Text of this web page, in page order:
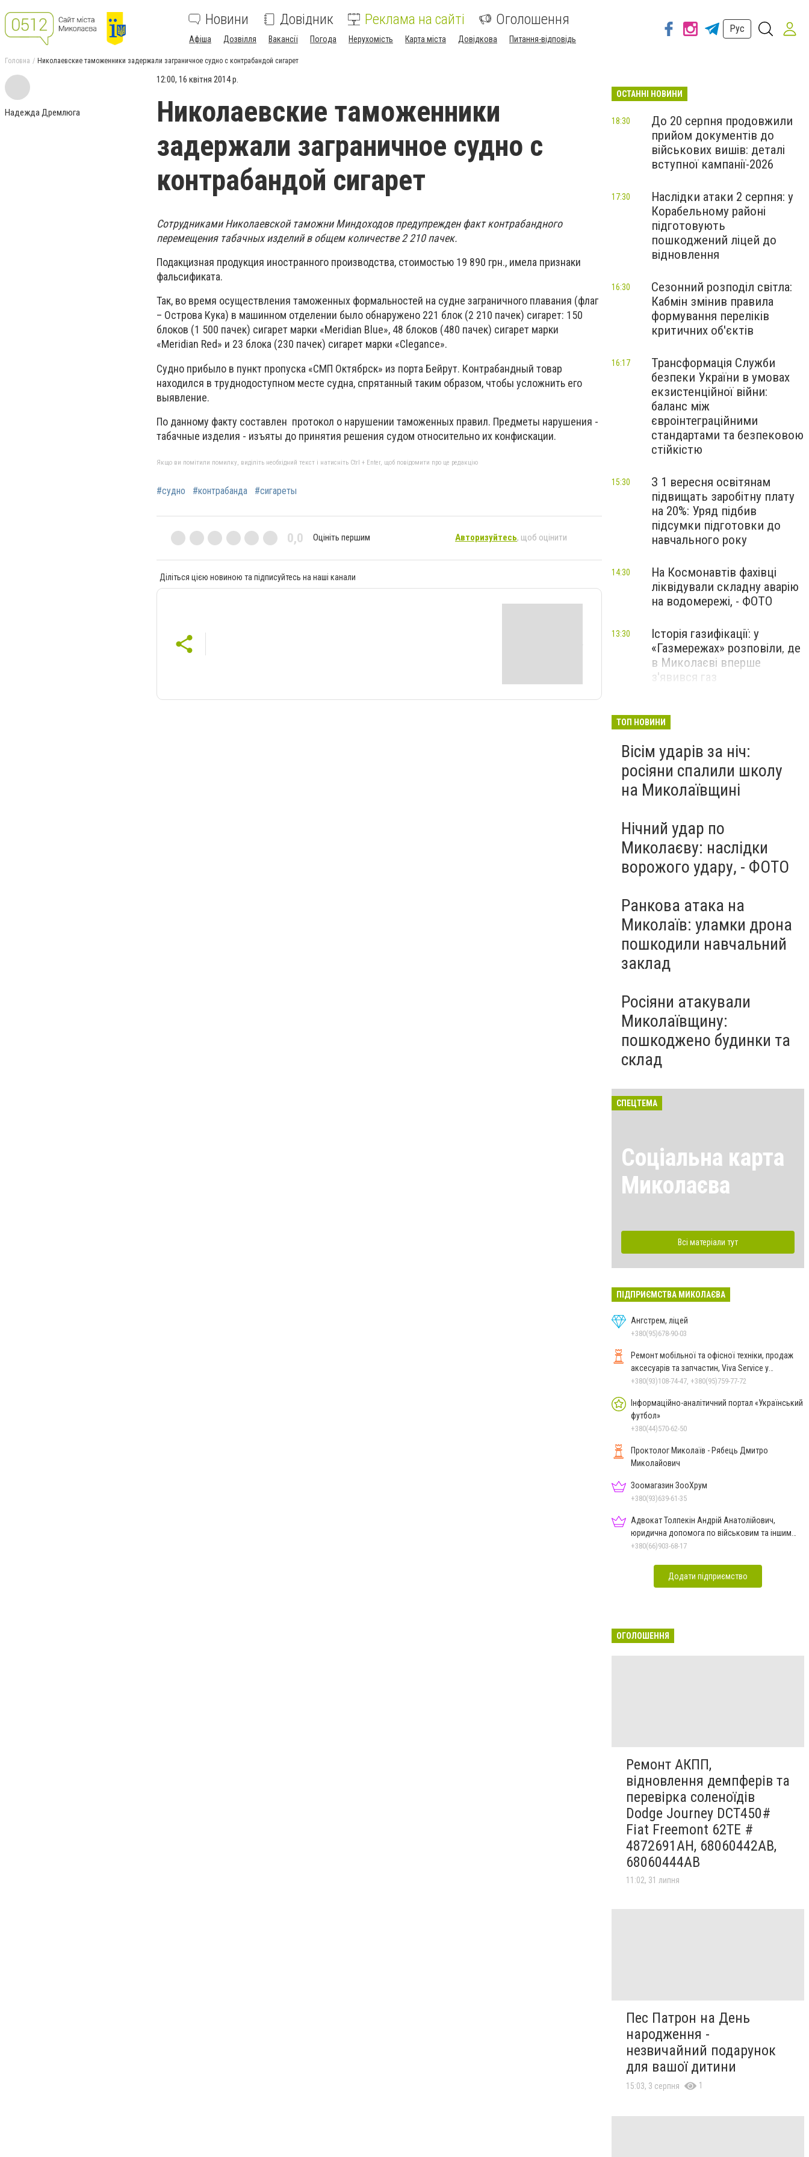
Новини Довідник Реклама на сайті Оголошення
Афіша Дозвілля Вакансії Погода Нерухомість Карта міста Довідкова Питання-відповідь
Рус
Головна Николаевские таможенники задержали заграничное судно с контрабандой сигарет
Надежда Дремлюга
12:00, 16 квітня 2014 р.
Николаевские таможенники
задержали заграничное судно с
контрабандой сигарет
Сотрудниками Николаевской таможни Миндоходов предупрежден факт контрабандного
перемещения табачных изделий в общем количестве 2 210 пачек.
Подакцизная продукция иностранного производства, стоимостью 19 890 грн., имела признаки
фальсификата.
Так, во время осуществления таможенных формальностей на судне заграничного плавания (флаг
– Острова Кука) в машинном отделении было обнаружено 221 блок (2 210 пачек) сигарет: 150
блоков (1 500 пачек) сигарет марки «Meridian Blue», 48 блоков (480 пачек) сигарет марки
«Meridian Red» и 23 блока (230 пачек) сигарет марки «Clegance».
Судно прибыло в пункт пропуска «СМП Октябрск» из порта Бейрут. Контрабандный товар
находился в труднодоступном месте судна, спрятанный таким образом, чтобы усложнить его
выявление.
По данному факту составлен протокол о нарушении таможенных правил. Предметы нарушения -
табачные изделия - изъяты до принятия решения судом относительно их конфискации.
Якщо ви помітили помилку, виділіть необхідний текст і натисніть Ctrl + Enter, щоб повідомити про це редакцію
#судно #контрабанда #сигареты
0,0 Оцініть першим Авторизуйтесь, щоб оцінити
Діліться цією новиною та підписуйтесь на наші канали
ОСТАННІ НОВИНИ
До 20 серпня продовжили
прийом документів до
військових вишів: деталі
вступної кампанії-2026
18:30
Наслідки атаки 2 серпня: у
Корабельному районі
підготовують
пошкоджений ліцей до
відновлення
17:30
Сезонний розподіл світла:
Кабмін змінив правила
формування переліків
критичних об'єктів
16:30
Трансформація Служби
безпеки України в умовах
екзистенційної війни:
баланс між
євроінтеграційними
стандартами та безпековою
стійкістю
16:17
З 1 вересня освітянам
підвищать заробітну плату
на 20%: Уряд підбив
підсумки підготовки до
навчального року
15:30
На Космонавтів фахівці
ліквідували складну аварію
на водомережі, - ФОТО
14:30
Історія газифікації: у
«Газмережах» розповіли, де
в Миколаєві вперше
з'явився газ
13:30
Миколаєві 2026: шукаємо
перезавантаження
ПАРТНЕРСЬКИЙ СПЕЦПРОЄКТ
ТОП НОВИНИ
Вісім ударів за ніч:
росіяни спалили школу
на Миколаївщині
Нічний удар по
Миколаєву: наслідки
ворожого удару, - ФОТО
Ранкова атака на
Миколаїв: уламки дрона
пошкодили навчальний
заклад
Росіяни атакували
Миколаївщину:
пошкоджено будинки та
склад
СПЕЦТЕМА
Соціальна карта
Миколаєва
Всі матеріали тут
ПІДПРИЄМСТВА МИКОЛАЄВА
Ангстрем, ліцей
+380(95)678-90-03
Ремонт мобільної та офісної техніки, продаж
аксесуарів та запчастин, Viva Service у
Миколаєві
+380(93)108-74-47, +380(95)759-77-72
Інформаційно-аналітичний портал «Український
футбол»
+380(44)570-62-50
Проктолог Миколаїв - Рябець Дмитро
Миколайович
Зоомагазин ЗооХрум
+380(93)639-61-35
Адвокат Толпекін Андрій Анатолійович,
юридична допомога по військовим та іншим
справам
+380(66)903-68-17
Додати підприємство
ОГОЛОШЕННЯ
Ремонт АКПП,
відновлення демпферів та
перевірка соленоїдів
Dodge Journey DCT450#
Fiat Freemont 62TE #
4872691AH, 68060442AB,
68060444AB
11:02, 31 липня
Пес Патрон на День
народження -
незвичайний подарунок
для вашої дитини
15:03, 3 серпня 1